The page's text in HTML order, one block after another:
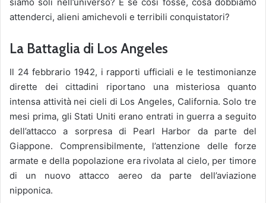
attenderci, alieni amichevoli e terribili conquistatori?
La Battaglia di Los Angeles
Il 24 febbrario 1942, i rapporti ufficiali e le testimonianze
dirette dei cittadini riportano una misteriosa quanto
intensa attività nei cieli di Los Angeles, California. Solo tre
mesi prima, gli Stati Uniti erano entrati in guerra a seguito
dell’attacco a sorpresa di Pearl Harbor da parte del
Giappone. Comprensibilmente, l’attenzione delle forze
armate e della popolazione era rivolata al cielo, per timore
di un nuovo attacco aereo da parte dell’aviazione
nipponica.